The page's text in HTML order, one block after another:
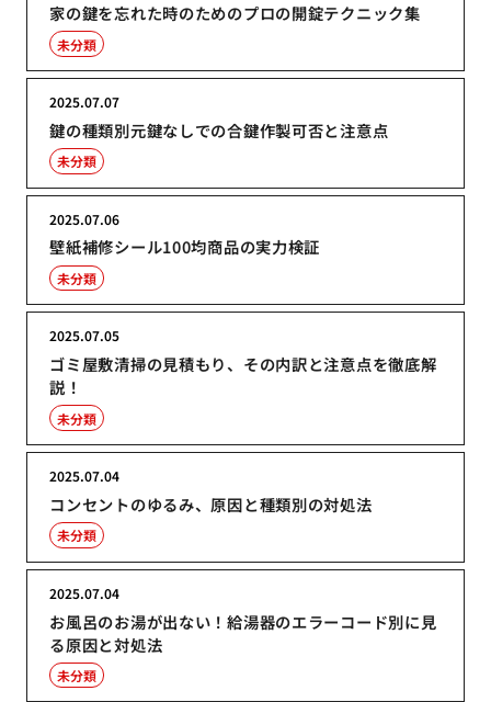
家の鍵を忘れた時のためのプロの開錠テクニック集
未分類
鍵の種類別元鍵なしでの合鍵作製可否と注意点
2025.07.07
未分類
壁紙補修シール100均商品の実力検証
2025.07.06
未分類
ゴミ屋敷清掃の見積もり、その内訳と注意点を徹底解
説！
2025.07.05
未分類
コンセントのゆるみ、原因と種類別の対処法
2025.07.04
未分類
お風呂のお湯が出ない！給湯器のエラーコード別に見
る原因と対処法
2025.07.04
未分類